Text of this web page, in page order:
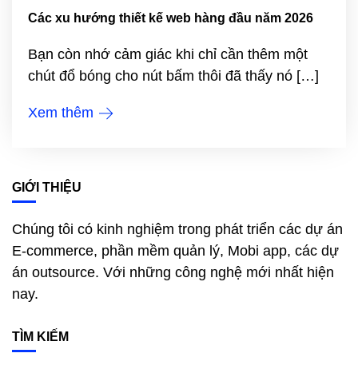
Các xu hướng thiết kế web hàng đầu năm 2026
Bạn còn nhớ cảm giác khi chỉ cần thêm một
chút đổ bóng cho nút bấm thôi đã thấy nó […]
Xem thêm
GIỚI THIỆU
Chúng tôi có kinh nghiệm trong phát triển các dự án
E-commerce, phần mềm quản lý, Mobi app, các dự
án outsource. Với những công nghệ mới nhất hiện
nay.
TÌM KIẾM